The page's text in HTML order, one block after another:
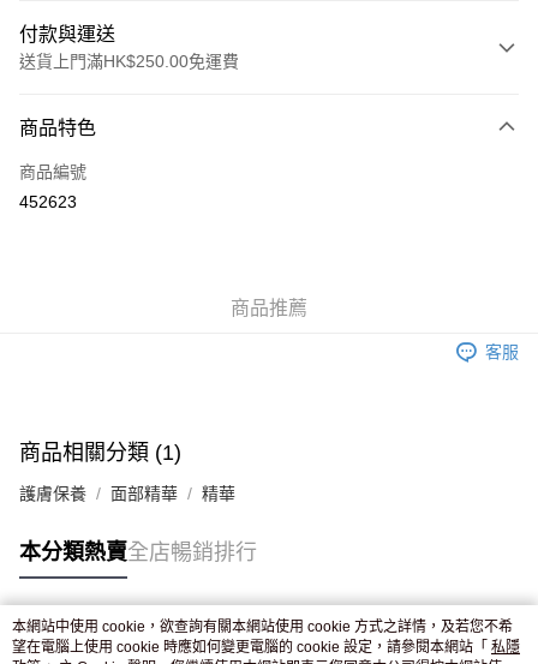
付款與運送
送貨上門滿HK$250.00免運費
信用卡
Apple Pay
付款後門市自取，訂單確認後2-4個工作天到店，7天內取。逾期後
商品特色
商品編號
452623
商品推薦
客服
商品相關分類 (1)
護膚保養 面部精華 精華
本分類熱賣全店暢銷排行
熱門標籤
本網站中使用 cookie，欲查詢有關本網站使用 cookie 方式之詳情，及若您不希
望在電腦上使用 cookie 時應如何變更電腦的 cookie 設定，請參閱本網站「 私隱